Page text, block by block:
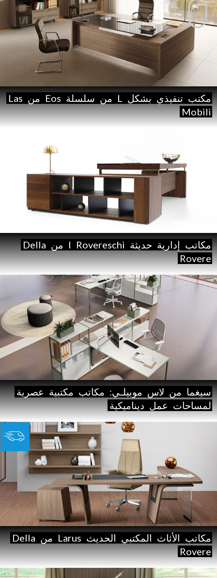
مكتب تنفيذي بشكل L من سلسلة Eos من Las
Mobili
مكاتب إدارية حديثة I Rovereschi من Della
Rovere
سيغما من لاس موبيلـي: مكاتب مكتبية عصرية
لمساحات عمل ديناميكية
مكاتب الأثاث المكتبي الحديث Larus من Della
Rovere